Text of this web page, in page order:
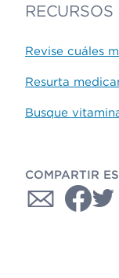
RECURSOS
Revise cuáles
Resurta
Busque
COMPARTIR